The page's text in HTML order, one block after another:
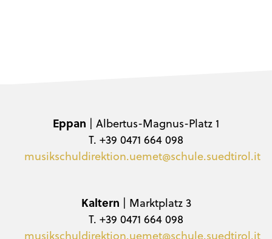
Eppan | Albertus-Magnus-Platz 1
T. +39 0471 664 098
musikschuldirektion.uemet@schule.suedtirol.it
Kaltern | Marktplatz 3
T. +39 0471 664 098
musikschuldirektion.uemet@schule.suedtirol.it